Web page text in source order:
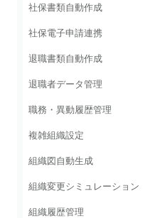
社保書類自動作成
社保電子申請連携
退職書類自動作成
退職者データ管理
職務・異動履歴管理
複雑組織設定
組織図自動生成
組織変更シミュレーション
組織履歴管理